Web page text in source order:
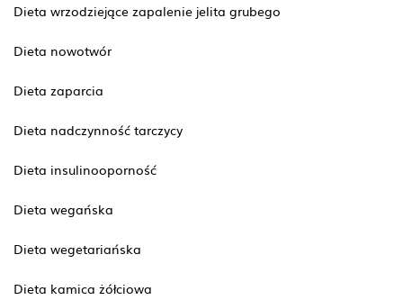
Dieta wrzodziejące zapalenie jelita grubego
Dieta nowotwór
Dieta zaparcia
Dieta nadczynność tarczycy
Dieta insulinooporność
Dieta wegańska
Dieta wegetariańska
Dieta kamica żółciowa